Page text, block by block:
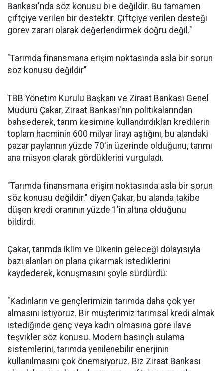
Bankası'nda söz konusu bile değildir. Bu tamamen
çiftçiye verilen bir destektir. Çiftçiye verilen desteği
görev zararı olarak değerlendirmek doğru değil."
"Tarımda finansmana erişim noktasında asla bir sorun
söz konusu değildir"
TBB Yönetim Kurulu Başkanı ve Ziraat Bankası Genel
Müdürü Çakar, Ziraat Bankası'nın politikalarından
bahsederek, tarım kesimine kullandırdıkları kredilerin
toplam hacminin 600 milyar lirayı aştığını, bu alandaki
pazar paylarının yüzde 70'in üzerinde olduğunu, tarımı
ana misyon olarak gördüklerini vurguladı.
"Tarımda finansmana erişim noktasında asla bir sorun
söz konusu değildir." diyen Çakar, bu alanda takibe
düşen kredi oranının yüzde 1'in altına olduğunu
bildirdi.
Çakar, tarımda iklim ve ülkenin geleceği dolayısıyla
bazı alanları ön plana çıkarmak istediklerini
kaydederek, konuşmasını şöyle sürdürdü:
"Kadınların ve gençlerimizin tarımda daha çok yer
almasını istiyoruz. Bir müşterimiz tarımsal kredi almak
istediğinde genç veya kadın olmasına göre ilave
teşvikler söz konusu. Modern basınçlı sulama
sistemlerini, tarımda yenilenebilir enerjinin
kullanılmasını çok önemsiyoruz. Biz Ziraat Bankası